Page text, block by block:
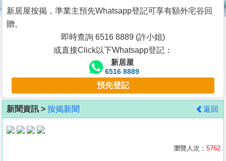
谷
按
客
地
產
新居屋按揭，準業主預先Whatsapp登記可享有額外宅谷回
贈。
即時查詢 6516 8889 (許小姐)
或直接Click以下Whatsapp登記：
新居屋
6516 8889
預先登記
新聞資訊 > 按揭新聞 返回
瀏覽人次： 5762